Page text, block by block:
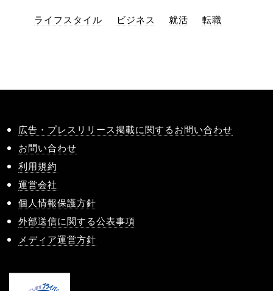
ライフスタイル ビジネス 就活 転職
広告・プレスリリース掲載に関するお問い合わせ
お問い合わせ
利用規約
運営会社
個人情報保護方針
外部送信に関する公表事項
メディア運営方針